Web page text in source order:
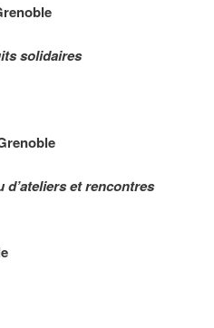
solidaires
et rencontres